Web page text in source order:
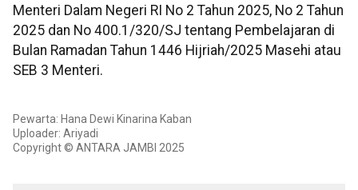
Menteri Dalam Negeri RI No 2 Tahun 2025, No 2 Tahun
2025 dan No 400.1/320/SJ tentang Pembelajaran di
Bulan Ramadan Tahun 1446 Hijriah/2025 Masehi atau
SEB 3 Menteri.
Pewarta: Hana Dewi Kinarina Kaban
Uploader: Ariyadi
Copyright © ANTARA JAMBI 2025